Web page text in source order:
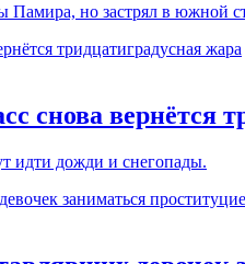
Памира, но застрял в южной
снова вернётся
идти дожди и снегопады.